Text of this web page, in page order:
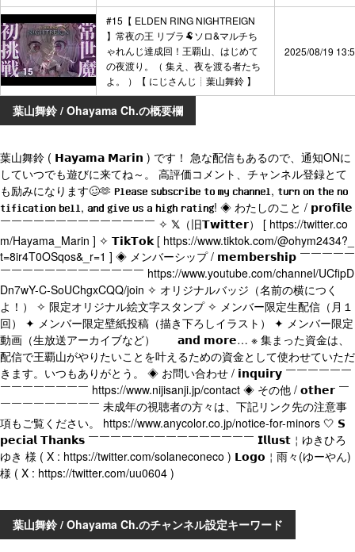
#15【 ELDEN RING NIGHTREIGN
】常夜の王 リブラ🐏ソロ&マルチち
ゃれんじ達成回！王覇山、はじめて
の夜渡り。（ 集え、夜を渡る者たち
よ。 ）【 にじさんじ┊︎葉山舞鈴 】
2025/08/19
葉山舞鈴 / Ohayama Ch.の概要欄
葉山舞鈴 ( 𝗛𝗮𝘆𝗮𝗺𝗮 𝗠𝗮𝗿𝗶𝗻 ) です！ 急な配信もあるので、通知ONに
していつでも遊びに来てね～。 高評価コメント、チャンネル登録とて
も励みになります🥴🫶 𝗣𝗹𝗲𝗮𝘀𝗲 𝘀𝘂𝗯𝘀𝗰𝗿𝗶𝗯𝗲 𝘁𝗼 𝗺𝘆 𝗰𝗵𝗮𝗻𝗻𝗲𝗹, 𝘁𝘂𝗿𝗻 𝗼𝗻 𝘁𝗵𝗲 𝗻𝗼
𝘁𝗶𝗳𝗶𝗰𝗮𝘁𝗶𝗼𝗻 𝗯𝗲𝗹𝗹, 𝗮𝗻𝗱 𝗴𝗶𝘃𝗲 𝘂𝘀 𝗮 𝗵𝗶𝗴𝗵 𝗿𝗮𝘁𝗶𝗻𝗴! ◈ わたしのこと / 𝗽𝗿𝗼𝗳𝗶𝗹𝗲
￣￣￣￣￣￣￣￣￣￣￣￣￣￣ ✧ 𝕏（旧𝗧𝘄𝗶𝘁𝘁𝗲𝗿） [ https://twitter.co
m/Hayama_Marin ] ✧ 𝗧𝗶𝗸𝗧𝗼𝗸 [ https://www.tiktok.com/@ohym2434?_
t=8ir4T0OSqos&_r=1 ] ◈ メンバーシップ / 𝗺𝗲𝗺𝗯𝗲𝗿𝘀𝗵𝗶𝗽 ￣￣￣￣￣
￣￣￣￣￣￣￣￣￣￣￣￣￣ https://www.youtube.com/channel/UCfipD
Dn7wY-C-SoUChgxCQQ/join ✧ オリジナルバッジ（名前の横につく
よ！） ✧ 限定オリジナル絵文字スタンプ ✧ メンバー限定生配信（月１
回） ✦ メンバー限定壁紙投稿（描き下ろしイラスト） ✦ メンバー限定
動画（生放送アーカイブなど） 𝗮𝗻𝗱 𝗺𝗼𝗿𝗲… ※ 集まった資金は、
配信で王覇山がやりたいことを叶えるための資金として使わせていただ
きます。いつもありがとう。 ◈ お問い合わせ / 𝗶𝗻𝗾𝘂𝗶𝗿𝘆 ￣￣￣￣￣￣
￣￣￣￣￣￣￣￣ https://www.nijisanji.jp/contact ◈ その他 / 𝗼𝘁𝗵𝗲𝗿 ￣
￣￣￣￣￣￣￣￣￣ 未成年の視聴者の方々は、下記リンク先の注意事
項もご覧ください。 https://www.anycolor.co.jp/notice-for-minors 🤍 𝗦
𝗽𝗲𝗰𝗶𝗮𝗹 𝗧𝗵𝗮𝗻𝗸𝘀 ￣￣￣￣￣￣￣￣￣￣￣￣￣￣￣ 𝗜𝗹𝗹𝘂𝘀𝘁￤ゆきひろ
ゆき 様 ( X : https://twitter.com/solaneconeco ) 𝗟𝗼𝗴𝗼￤雨々(ゆーやん)
様 ( X : https://twitter.com/uu0604 )
葉山舞鈴 / Ohayama Ch.のチャンネル設定キーワード